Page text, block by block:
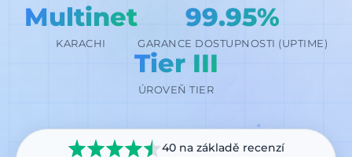
Multinet
KARACHI
99.95%
GARANCE DOSTUPNOSTI (UPTIME)
Tier III
ÚROVEŇ TIER
40 na základě recenzí